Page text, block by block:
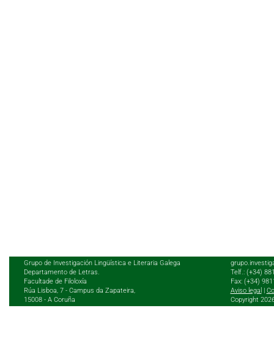
Grupo de Investigación Lingüística e Literaria Galega
Departamento de Letras.
Facultade de Filoloxía
Rúa Lisboa, 7 - Campus da Zapateira,
15008 - A Coruña
Telf.: (+34)
Fax: (+34)
Aviso legal
Copyright